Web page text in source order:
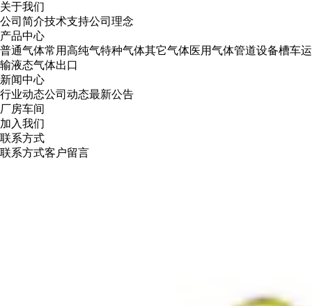
关于我们
公司简介技术支持公司理念
产品中心
普通气体常用高纯气特种气体其它气体医用气体管道设备槽车运
输液态气体出口
新闻中心
行业动态公司动态最新公告
厂房车间
加入我们
联系方式
联系方式客户留言